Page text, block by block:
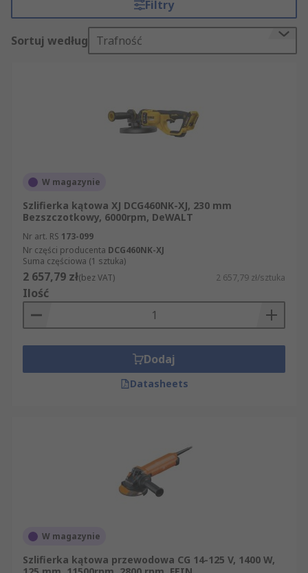
Filtry
Sortuj według Trafność
W magazynie
Szlifierka kątowa XJ DCG460NK-XJ, 230 mm
Bezszczotkowy, 6000rpm, DeWALT
Nr art. RS 173-099
Nr części producenta DCG460NK-XJ
Suma częściowa (1 sztuka)
2 657,79 zł(bez VAT) 2 657,79 zł/sztuka
Ilość
Dodaj
Datasheets
W magazynie
Szlifierka kątowa przewodowa CG 14-125 V, 1400 W,